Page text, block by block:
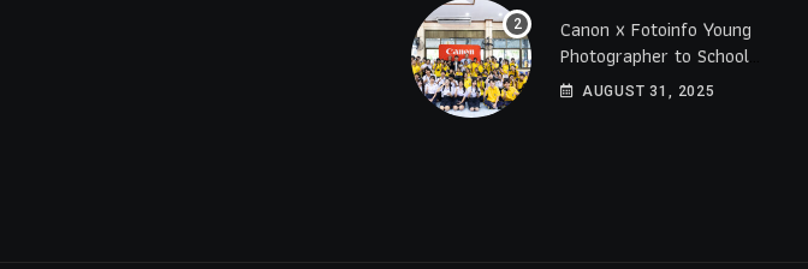
Canon x Fotoinfo​ Young​
Photographer to School
2025 โรงเรียนราชดำริ
AUGUST 31, 2025